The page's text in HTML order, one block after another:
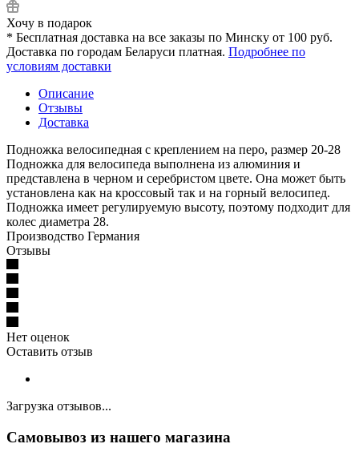
Хочу в подарок
* Бесплатная доставка на все заказы по Минску от 100 руб.
Доставка по городам Беларуси платная. Подробнее по
условиям доставки
Описание
Отзывы
Доставка
Подножка велосипедная с креплением на перо, размер 20-28
Подножка для велосипеда выполнена из алюминия и
представлена в черном и серебристом цвете. Она может быть
установлена как на кроссовый так и на горный велосипед.
Подножка имеет регулируемую высоту, поэтому подходит для
колес диаметра 28.
Производство Германия
Отзывы
Нет оценок
Оставить отзыв
Загрузка отзывов...
Самовывоз из нашего магазина